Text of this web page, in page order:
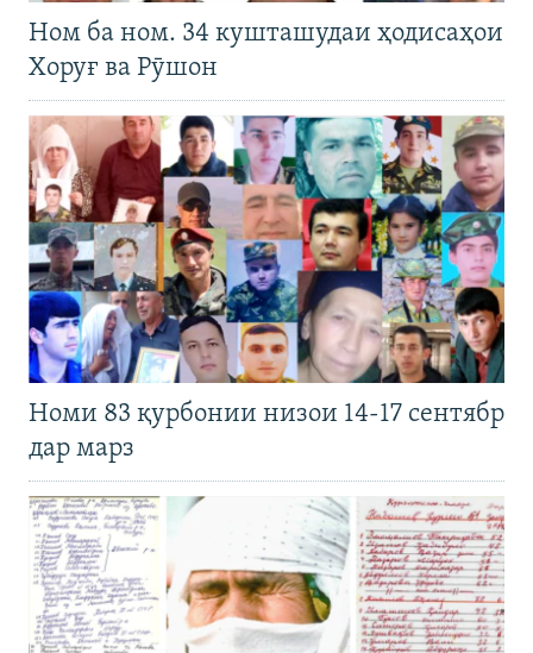
Ном ба ном. 34 кушташудаи ҳодисаҳои
Хоруғ ва Рӯшон
Номи 83 қурбонии низои 14-17 сентябр
дар марз